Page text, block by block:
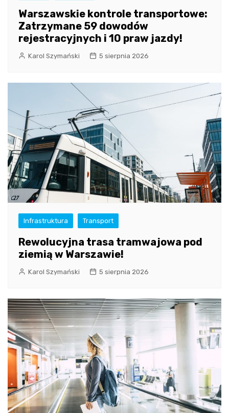
Warszawskie kontrole transportowe:
Zatrzymane 59 dowodów
rejestracyjnych i 10 praw jazdy!
Karol Szymański 5 sierpnia 2026
Infrastruktura Transport
Rewolucyjna trasa tramwajowa pod
ziemią w Warszawie!
Karol Szymański 5 sierpnia 2026